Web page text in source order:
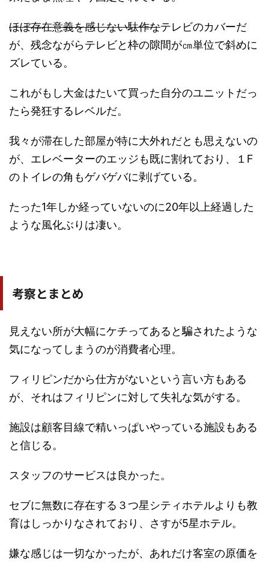
ほぼ存在意義を感じない駄作なテレビのカバーだ
が、残念ながらテレビと枠の隙間が㎝単位で斜めに
ズレている。
これがもし大金はたいて買った自分のユニットだっ
たら発狂するレベルだ。
我々が滞在した部屋が特に大外れだとも思えないの
が、エレベーターのエッジも既に割れており、１F
のトイレの角もゲバゲバに剥げている。
たった1年しか経っていないのに20年以上経過した
ような風化ぶりは凄い。
考察とまとめ
見えない所が大幅にケチってあると騙されたような
気になってしまうのが消費者心理。
フィリピンだから仕方がないという言い方もある
が、それはフィリピンに対して失礼な気がする。
施設は顧客目線で精いっぱいやっている施設もある
と信じる。
スタッフのサービスは良かった。
セブに無数に存在する３つ星シティホテルよりも教
育はしっかりなされており、さすが5星ホテル。
嫌な感じは一切なかったが、あれだけ客室の原価を